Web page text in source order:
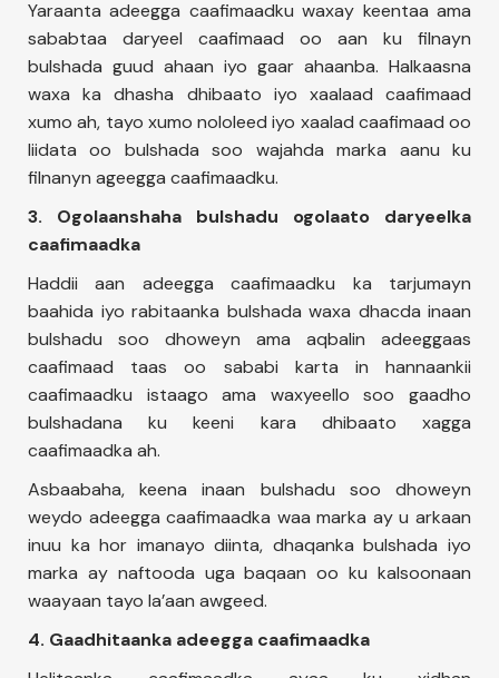
Yaraanta adeegga caafimaadku waxay keentaa ama
sababtaa daryeel caafimaad oo aan ku filnayn
bulshada guud ahaan iyo gaar ahaanba. Halkaasna
waxa ka dhasha dhibaato iyo xaalaad caafimaad
xumo ah, tayo xumo nololeed iyo xaalad caafimaad oo
liidata oo bulshada soo wajahda marka aanu ku
filnanyn ageegga caafimaadku.
3. Ogolaanshaha bulshadu ogolaato daryeelka
caafimaadka
Haddii aan adeegga caafimaadku ka tarjumayn
baahida iyo rabitaanka bulshada waxa dhacda inaan
bulshadu soo dhoweyn ama aqbalin adeeggaas
caafimaad taas oo sababi karta in hannaankii
caafimaadku istaago ama waxyeello soo gaadho
bulshadana ku keeni kara dhibaato xagga
caafimaadka ah.
Asbaabaha, keena inaan bulshadu soo dhoweyn
weydo adeegga caafimaadka waa marka ay u arkaan
inuu ka hor imanayo diinta, dhaqanka bulshada iyo
marka ay naftooda uga baqaan oo ku kalsoonaan
waayaan tayo la’aan awgeed.
4. Gaadhitaanka adeegga caafimaadka